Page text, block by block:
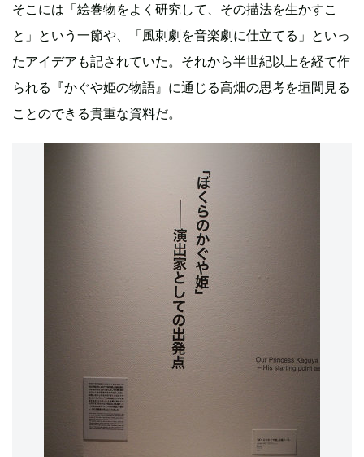
そこには「絵巻物をよく研究して、その描法を生かすこ
と」という一節や、「風刺劇を音楽劇に仕立てる」といっ
たアイデアも記されていた。それから半世紀以上を経て作
られる『かぐや姫の物語』に通じる高畑の思考を垣間見る
ことのできる貴重な資料だ。